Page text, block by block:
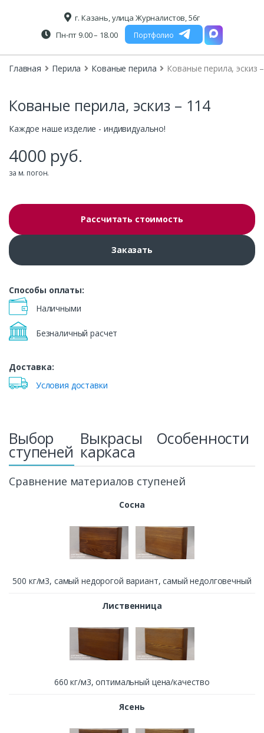
г. Казань, улица Журналистов, 56г
Пн-пт 9.00 – 18.00
Портфолио
Главная Перила Кованые перила Кованые перила, эскиз
Кованые перила, эскиз – 114
Каждое наше изделие - индивидуально!
4000 руб.
за м. погон.
Рассчитать стоимость
Заказать
Способы оплаты:
Наличными
Безналичный расчет
Доставка:
Условия доставки
Выбор
ступеней
Выкрасы
каркаса
Особенности
Сравнение материалов ступеней
Сосна
500 кг/м3, cамый недорогой вариант, самый недолговечный
Лиственница
660 кг/м3, оптимальный цена/качество
Ясень